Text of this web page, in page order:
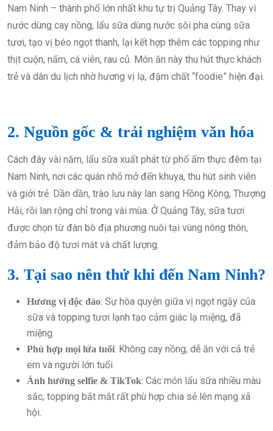
Nam Ninh – thành phố lớn nhất khu tự trị Quảng Tây. Thay vì
nước dùng cay nồng, lẩu sữa dùng nước sôi pha cùng sữa
tươi, tạo vị béo ngọt thanh, lại kết hợp thêm các topping như
thịt cuộn, nấm, cá viên, rau củ. Món ăn này thu hút thực khách
trẻ và dân du lịch nhờ hương vị lạ, đậm chất “foodie” hiện đại.
2. Nguồn gốc & trải nghiệm văn hóa
Cách đây vài năm, lẩu sữa xuất phát từ phố ẩm thực đêm tại
Nam Ninh, nơi các quán nhỏ mở đến khuya, thu hút sinh viên
và giới trẻ. Dần dần, trào lưu này lan sang Hồng Kông, Thượng
Hải, rồi lan rộng chỉ trong vài mùa. Ở Quảng Tây, sữa tươi
được chọn từ đàn bò địa phương nuôi tại vùng nông thôn,
đảm bảo độ tươi mát và chất lượng.
3. Tại sao nên thử khi đến Nam Ninh?
Hương vị độc đáo: Sự hòa quyện giữa vị ngọt ngậy của
sữa và topping tươi lạnh tạo cảm giác lạ miệng, đã
miệng.
Phù hợp mọi lứa tuổi: Không cay nồng, dễ ăn với cả trẻ
em và người lớn tuổi.
Ảnh hưởng selfie & TikTok: Các món lẩu sữa nhiều màu
sắc, topping bắt mắt rất phù hợp chia sẻ lên mạng xã
hội.